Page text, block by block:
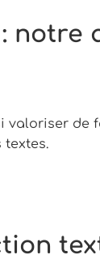
notre
valoriser
textes.